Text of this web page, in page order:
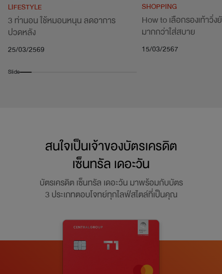
LIFESTYLE
3 ท่านอน ใช้หมอนหนุน ลดอาการ
ปวดหลัง
25/03/2569
SHOPPING
How to เลือกรองเท้าวิ่งยั
มากกว่าใส่สบาย
15/03/2567
Slide
สนใจเป็นเจ้าของบัตรเครดิต
เซ็นทรัล เดอะวัน
บัตรเครดิต เซ็นทรัล เดอะวัน มาพร้อมกับบัตร
3 ประเภทตอบโจทย์ทุกไลฟ์สไตล์ที่เป็นคุณ